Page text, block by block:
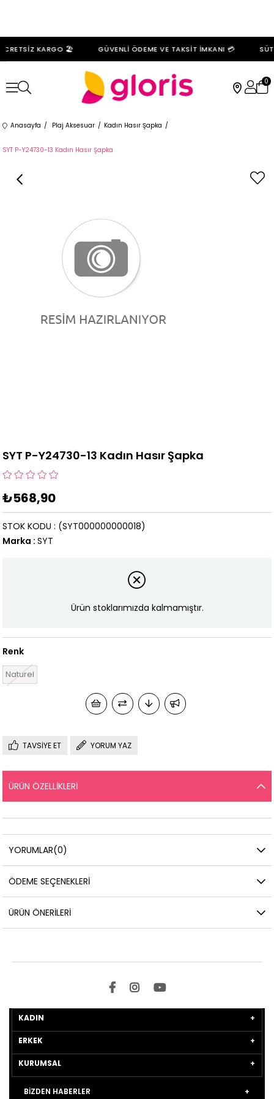
KARGO 🏖️ GÜVENLİ ÖDEME VE TAKSİT İMKANI 💳
0
Anasayfa Plaj Aksesuar Kadın Hasır Şapka
SYT P-Y24730-13 Kadın Hasır Şapka
SYT P-Y24730-13 Kadın Hasır Şapka
₺568,90
(SYT000000000018)
STOK KODU
Marka : SYT
Ürün stoklarımızda kalmamıştır.
Renk
Naturel
TAVSIYE ET YORUM YAZ
ÜRÜN ÖZELLIKLERI
YORUMLAR(0)
ÖDEME SEÇENEKLERI
ÜRÜN ÖNERILERI
KADIN
ERKEK
KURUMSAL
BİZDEN HABERLER